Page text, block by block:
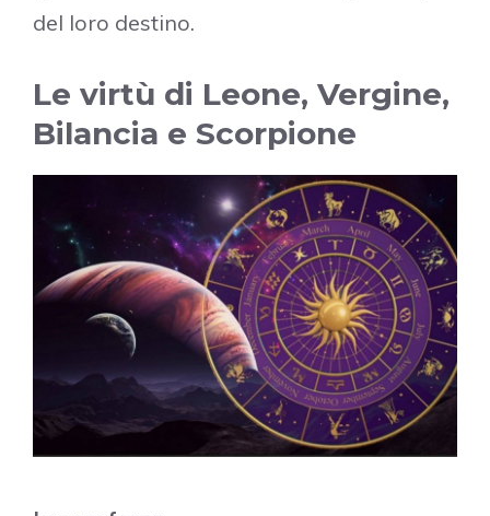
del loro destino.
Le virtù di Leone, Vergine,
Bilancia e Scorpione